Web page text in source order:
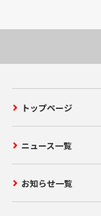
トップページ
ニュース一覧
お知らせ一覧